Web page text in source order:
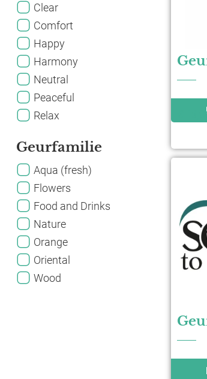
Clear
Comfort
Happy
Harmony
Neutral
Peaceful
Relax
Geurfamilie
Aqua (fresh)
Flowers
Food and Drinks
Nature
Orange
Oriental
Wood